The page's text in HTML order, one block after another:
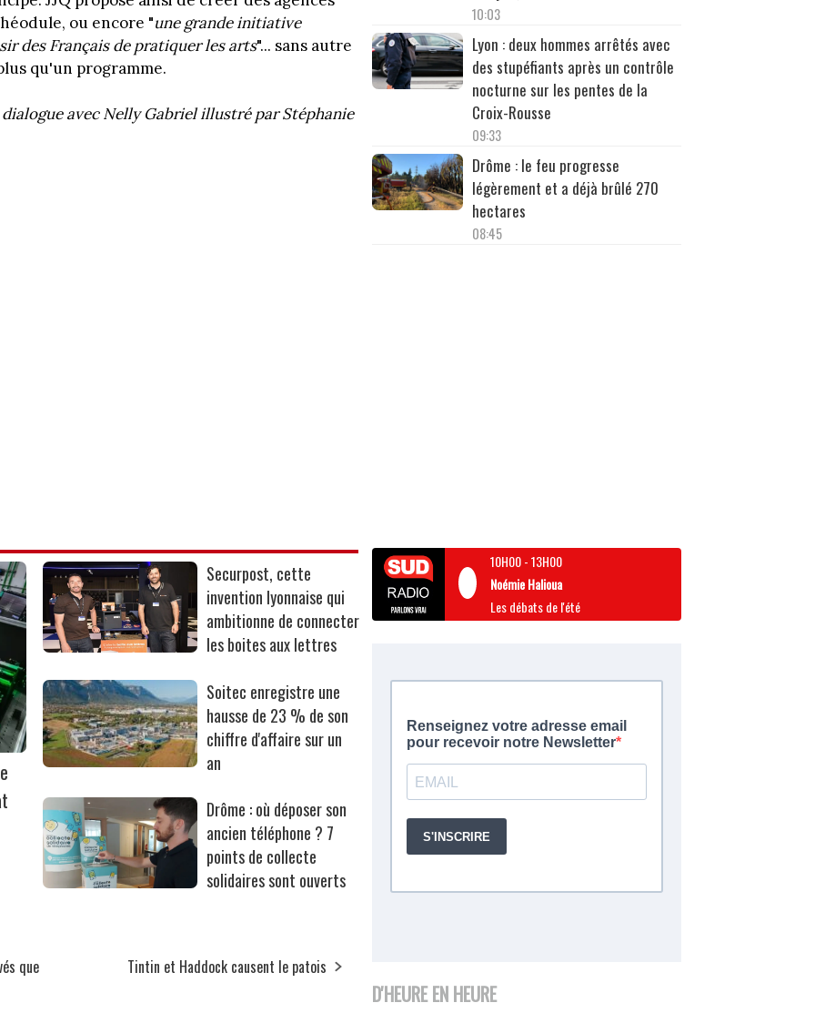
ou encore "une grande initiative
des Français de pratiquer les arts"... sans autre
qu'un programme.
avec Nelly Gabriel illustré par Stéphanie
Securpost, cette
invention lyonnaise qui
ambitionne de connecter
les boites aux lettres
Soitec enregistre une
hausse de 23 % de son
chiffre d'affaire sur un
an
Drôme : où déposer son
ancien téléphone ? 7
points de collecte
solidaires sont ouverts
que
Tintin et Haddock causent le patois
10:03
Lyon : deux hommes arrêtés avec
des stupéfiants après un contrôle
nocturne sur les pentes de la
Croix-Rousse
09:33
Drôme : le feu progresse
légèrement et a déjà brûlé 270
hectares
08:45
10H00-13H00
Noémie Halioua
Les débats de l'été
D'HEURE EN HEURE